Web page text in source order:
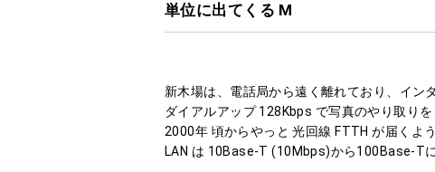
単位に出てくる M
新木場は、電話局から遠く離れており、イン
ダイアルアップ 128Kbps で写真のやり取り
2000年 頃からやっと 光回線 FTTH が届くよ
LAN は 10Base-T (10Mbps)から100Base-T